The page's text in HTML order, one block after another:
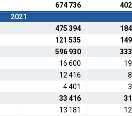
674 736
2021
475 394
121 535
596 930
16 600
12 416
4 401
33 416
13 181